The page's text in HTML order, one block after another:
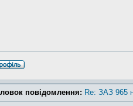
повідомлення: Re: ЗАЗ 965